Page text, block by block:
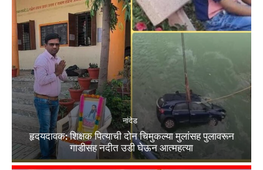
नांदेड
हृदयदावक: शिक्षक पित्याची दोन चिमुकल्या मुलांसह पुलावरून
गाडीसह नदीत उडी घेऊन आत्महत्या